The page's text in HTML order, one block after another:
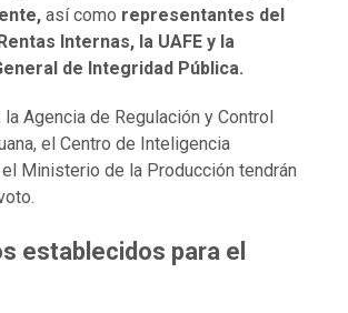
así como representantes del
Internas, la UAFE y la
de Integridad Pública.
Agencia de Regulación y Control
el Centro de Inteligencia
Ministerio de la Producción tendrán
establecidos para el